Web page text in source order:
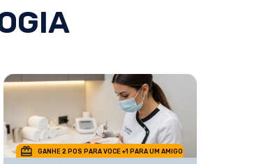
GANHE 2 POS PARA VOCE +1 PARA UM AMIGO